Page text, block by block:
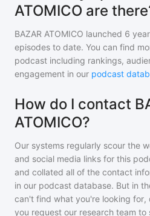
ATOMICO are
BAZAR ATOMICO launched 6
episodes to date. You can find
podcast including rankings,
engagement in our podcast
How do I contact
ATOMICO?
Our systems regularly scour the
and social media links for this
and collated all of the contact
in our podcast database. But in
can't find what you're looking for,
you request our research team